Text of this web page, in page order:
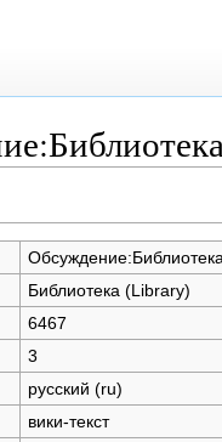
Библиотека (Library)
6467
3
русский (ru)
вики-текст